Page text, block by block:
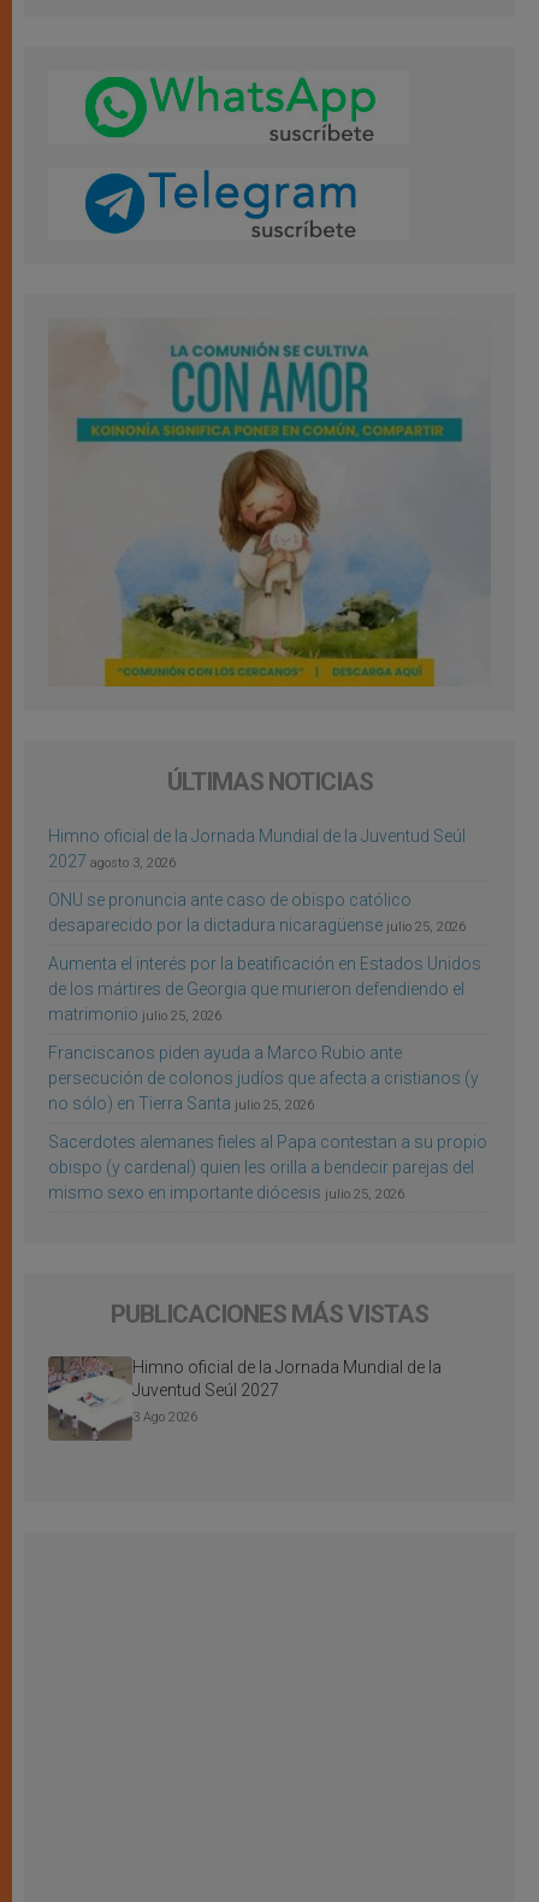
ÚLTIMAS NOTICIAS
Himno oficial de la Jornada Mundial de la Juventud Seúl
2027 agosto 3, 2026
ONU se pronuncia ante caso de obispo católico
desaparecido por la dictadura nicaragüense julio 25, 2026
Aumenta el interés por la beatificación en Estados Unidos
de los mártires de Georgia que murieron defendiendo el
matrimonio julio 25, 2026
Franciscanos piden ayuda a Marco Rubio ante
persecución de colonos judíos que afecta a cristianos (y
no sólo) en Tierra Santa julio 25, 2026
Sacerdotes alemanes fieles al Papa contestan a su propio
obispo (y cardenal) quien les orilla a bendecir parejas del
mismo sexo en importante diócesis julio 25, 2026
PUBLICACIONES MÁS VISTAS
Himno oficial de la Jornada Mundial de la
Juventud Seúl 2027
3 Ago 2026